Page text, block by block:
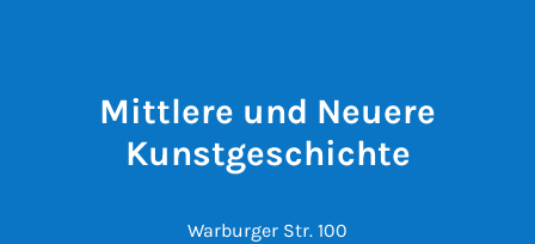
Mittlere und Neuere
Kunstgeschichte
Warburger Str. 100